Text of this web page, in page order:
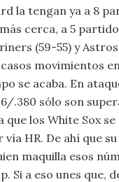
la tengan ya a 8
cerca, a 5
(59-55) y Astros
movimientos
se acaba. En
.380 sólo son
los White Sox
HR. De ahí que
maquilla esos
Si a eso unes que,